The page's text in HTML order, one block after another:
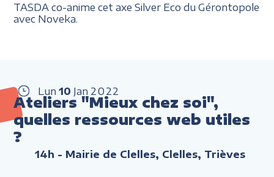
TASDA co-anime cet axe Silver Eco du Gérontopole
avec Noveka.
Lun 10 Jan 2022
Ateliers "Mieux chez soi",
quelles ressources web utiles
?
14h - Mairie de Clelles, Clelles, Trièves